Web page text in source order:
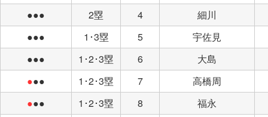
●●●
2塁 4
細川
●●●
1･3塁 5
宇佐見
●●●
1･2･3塁 6
大島
●●● 1･2･3塁 7
高橋周
●●● 1･2･3塁 8
福永